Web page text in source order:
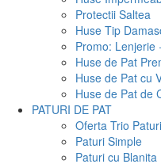
Protectii Saltea
Huse Tip
Promo: Lenjerie
Huse de Pat
Huse de Pat cu
Huse de Pat de
PATURI DE PAT
Oferta Trio
Paturi Simple
Paturi cu Blanita